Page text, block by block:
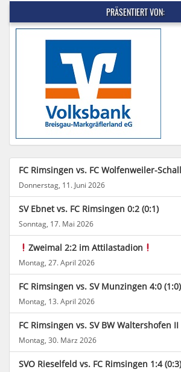
PRÄSENTIERT VON:
FC Rimsingen vs. FC Wolfenweiler-
Donnerstag, 11. Juni 2026
SV Ebnet vs. FC Rimsingen 0:2 (0:1)
Sonntag, 17. Mai 2026
Zweimal 2:2 im Attilastadion
Montag, 27. April 2026
FC Rimsingen vs. SV Munzingen 4:0 (1:0)
Montag, 13. April 2026
FC Rimsingen vs. SV BW Waltershofen II
Montag, 30. März 2026
SVO Rieselfeld vs. FC Rimsingen 1:4 (0:3)